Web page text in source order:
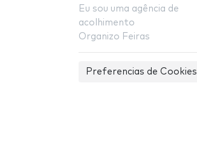
Eu sou uma agência de
acolhimento
Organizo Feiras
Preferencias de Cookies